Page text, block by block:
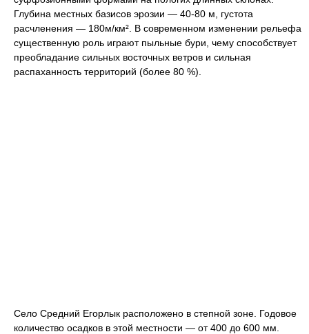
Глубина местных базисов эрозии — 40-80 м, густота
расчленения — 180м/км². В современном изменении рельефа
существенную роль играют пыльные бури, чему способствует
преобладание сильных восточных ветров и сильная
распаханность территорий (более 80 %).
Село Средний Егорлык расположено в степной зоне. Годовое
количество осадков в этой местности — от 400 до 600 мм.